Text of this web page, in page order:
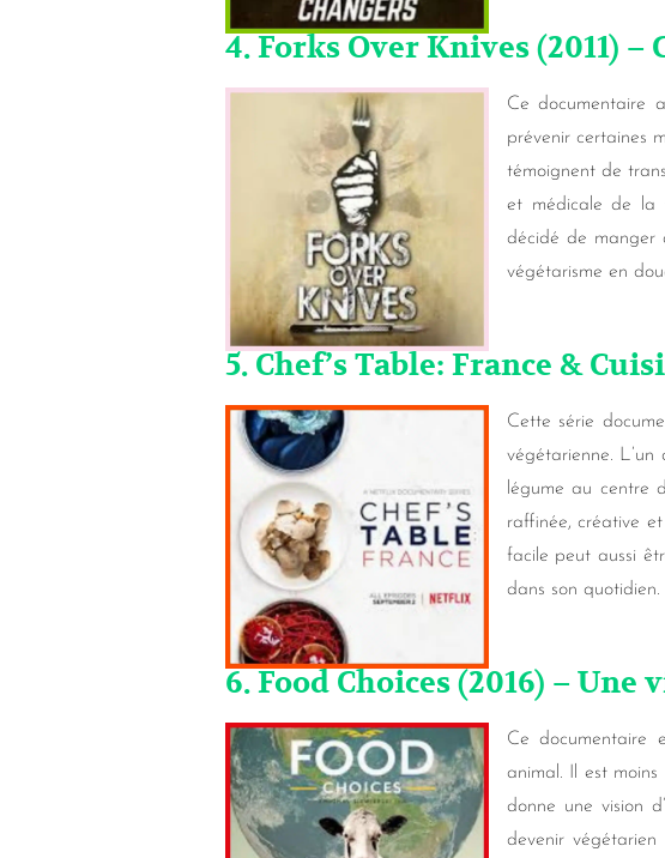
4. Forks Over Knives (2011)
Ce documentaire
prévenir certaines
témoignent de
et médicale de la
décidé de manger
végétarisme en
5. Chef’s Table: France &
Cette série
végétarienne.
légume au centre
raffinée, créative
facile peut aussi
dans son quotidien.
6. Food Choices (2016) – Une
Ce documentaire
animal. Il est
donne une vision
devenir